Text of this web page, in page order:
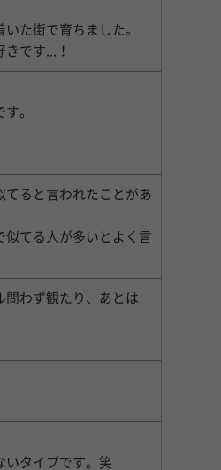
た街で育ちました。
です...！
。
てると言われたことがあ
似てる人が多いとよく言
問わず観たり、あとは
いタイプです。笑